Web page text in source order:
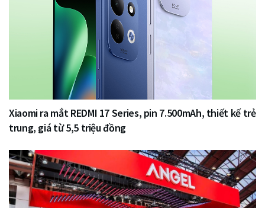
Xiaomi ra mắt REDMI 17 Series, pin 7.500mAh, thiết kế trẻ
trung, giá từ 5,5 triệu đồng